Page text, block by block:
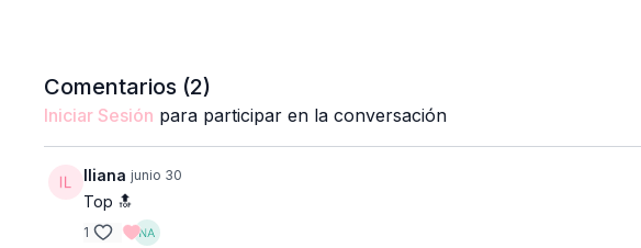
Comentarios (2)
Iniciar Sesión para participar en la conversación
Iliana junio 30
Top 🔝
1